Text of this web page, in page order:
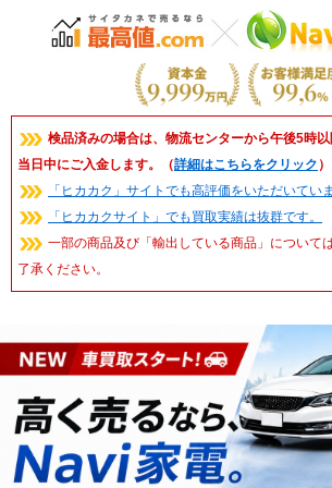
検品済みの場合は、物流センターから午後5時以
当日中にご入金します。（詳細はこちらをクリック ）
「ヒカカク」サイトでも高評価をいただいていま
「ヒカカクサイト」でも買取実績は抜群です。
一部の商品及び「輸出している商品」について
了承ください。